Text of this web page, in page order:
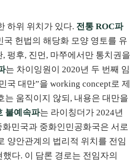
하위 위치가 있다. 전통 ROC파
국 헌법의 해당화 모양 영토를 유
펑후, 진먼, 마쭈에서만 통치권을
는 차이잉원이 2020년 두 번째 임
국 대만”을 working concept로 제
는 움직이지 않되, 내용은 대만을
불예속파는 라이칭더가 2024년
민국과 중화인민공화국은 서로
양안관계의 법리적 위치를 전임
다. 이 담론 경로는 전임자의